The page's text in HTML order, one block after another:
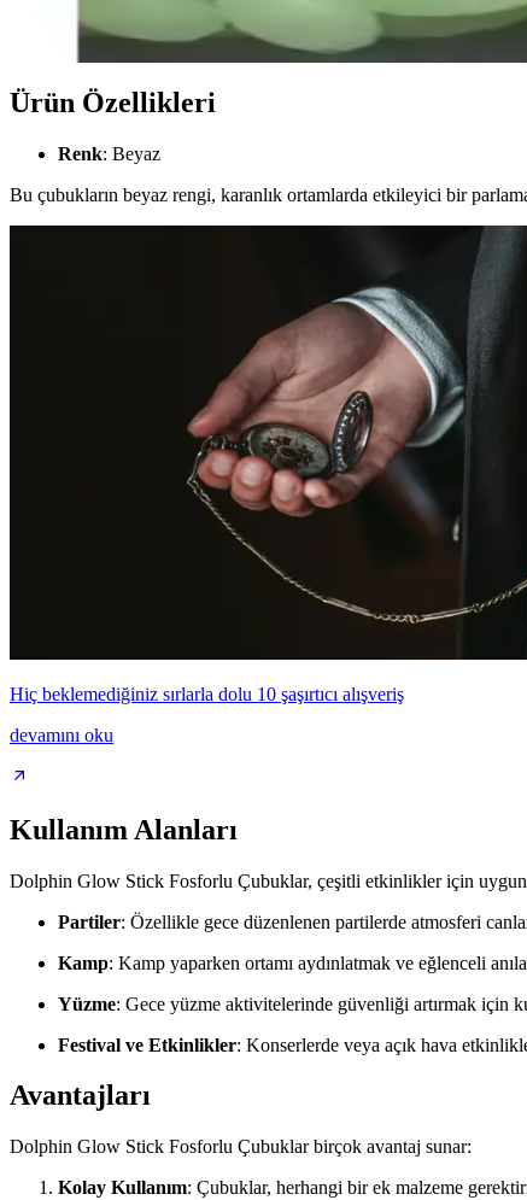
İki farklı Sasa fosforlu boncuk ürününün özellikleri, kullanıcı
Ürün Özellikleri
Renk: Beyaz
Bu çubukların beyaz rengi, karanlık ortamlarda etkileyici bir
Hiç beklemediğiniz sırlarla dolu 10 şaşırtıcı alışveriş
devamını oku
Kullanım Alanları
Dolphin Glow Stick Fosforlu Çubuklar, çeşitli etkinlikler için
Partiler: Özellikle gece düzenlenen partilerde atmosferi
Kamp: Kamp yaparken ortamı aydınlatmak ve eğlenceli
Yüzme: Gece yüzme aktivitelerinde güvenliği artırmak için
Festival ve Etkinlikler: Konserlerde veya açık hava
Avantajları
Dolphin Glow Stick Fosforlu Çubuklar birçok avantaj sunar:
Kolay Kullanım: Çubuklar, herhangi bir ek malzeme